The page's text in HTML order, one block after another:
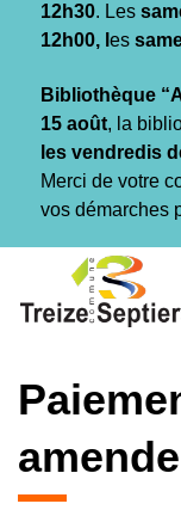
12h30. Les
12h00, l es
Bibliothèque
15 août, la
les vendredis
Merci de votre
vos démarches
contenu
pied
amende